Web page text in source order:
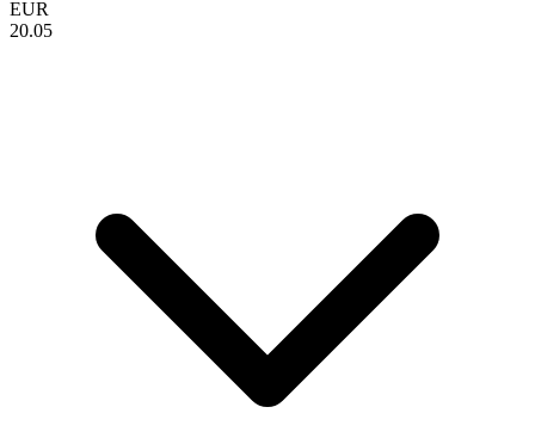
EUR
20.05